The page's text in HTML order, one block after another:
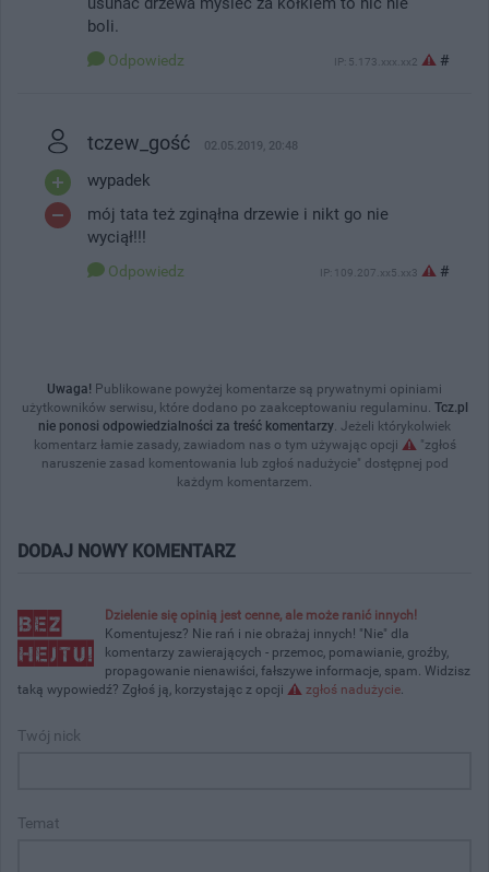
boli.
Odpowiedz IP: 5.173.xxx.xx2 #
tczew_gość 02.05.2019, 20:48
wypadek
mój tata też zginąłna drzewie i nikt go nie
wyciął!!!
Odpowiedz IP: 109.207.xx5.xx3 #
Uwaga! Publikowane powyżej komentarze są prywatnymi opiniami
użytkowników serwisu, które dodano po zaakceptowaniu regulaminu. Tcz.pl
nie ponosi odpowiedzialności za treść komentarzy. Jeżeli którykolwiek
komentarz łamie zasady, zawiadom nas o tym używając opcji
"zgłoś
naruszenie zasad komentowania lub zgłoś nadużycie" dostępnej pod
każdym komentarzem.
DODAJ NOWY KOMENTARZ
Dzielenie się opinią jest cenne, ale może ranić innych!
Komentujesz? Nie rań i nie obrażaj innych! "Nie" dla
komentarzy zawierających - przemoc, pomawianie, groźby,
propagowanie nienawiści, fałszywe informacje, spam. Widzisz
taką wypowiedź? Zgłoś ją, korzystając z opcji
zgłoś nadużycie.
Twój nick
Temat